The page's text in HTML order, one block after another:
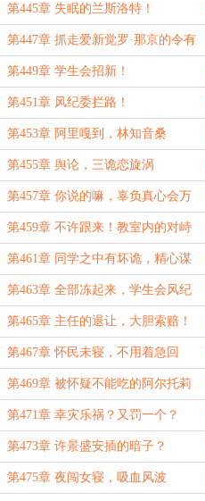
第445章 失眠的兰斯洛特！
第447章 抓走爱新觉罗·那京的令有
其诡
第449章 学生会招新！
第451章 风纪委拦路！
第453章 阿里嘎到，林知音桑
第455章 舆论，三诡恋旋涡
第457章 你说的嘛，辜负真心会万
劫不复的嘞
第459章 不许跟来！教室内的对峙
第461章 同学之中有坏诡，精心谋
划的勒索！
第463章 全部冻起来，学生会风纪
委书记！
第465章 主任的退让，大胆索赔！
第467章 怀民未寝，不用着急回
答？
第469章 被怀疑不能吃的阿尔托莉
雅！阴差阳错
第471章 幸灾乐祸？又罚一个？
第473章 许景盛安插的暗子？
第475章 夜闯女寝，吸血风波